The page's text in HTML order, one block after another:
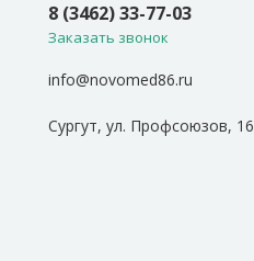
8 (3462) 33-77-03
Заказать звонок
info@novomed86.ru
Сургут, ул. Профсоюзов, 16